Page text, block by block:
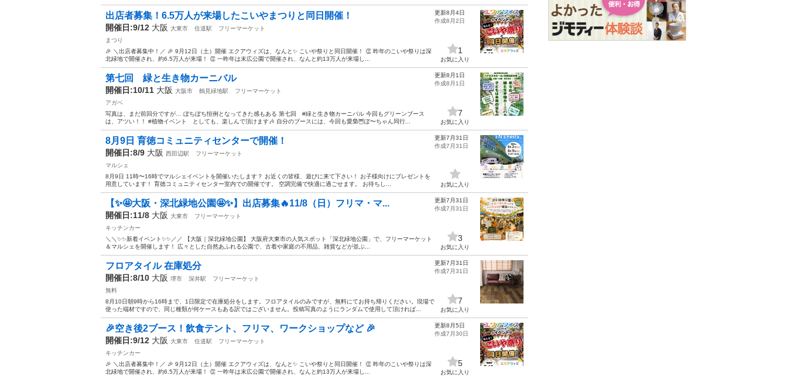
出店者募集！6.5万人が来場したこいやまつりと同日開催！
開催日:9/12 大阪 大東市 住道駅
フリーマーケット
まつり
🎉 ＼出店者募集中！／ 🎉 9月12日（土）開催 エクアウィズは、なんと✨ こいや祭りと同日開催！ 👏 昨年のこいや祭りは深
北緑地で開催され、約6.5万人が来場！ 👏 一昨年は末広公園で開催され、なんと約13万人が来場し...
更新8月4日
作成8月2日
1
お気に入り
第七回 緑と生き物カーニバル
開催日:10/11 大阪 大阪市 鶴見緑地駅
フリーマーケット
アガベ
写真は、まだ前回分ですが… ぼちぼち恒例となってきた感もある 第七回 #緑と生き物カーニバル 今回もグリーンブース
は、アツい！！ #植物イベント としても、楽しんで頂けます🎶 自分のブースには、今回も愛梟🦉ぽ〜ちゃん同行...
更新8月1日
作成8月1日
7
お気に入り
8月9日 育徳コミュニティセンターで開催！
開催日:8/9 大阪 西田辺駅
フリーマーケット
マルシェ
8月9日 11時〜16時でマルシェイベントを開催いたします？ お近くの皆様、遊びに来て下さい！ お子様向けにプレゼントを
用意しています！ 育徳コミュニティセンター室内での開催です。 空調完備で快適に過ごせます。 お待ちし...
更新7月31日
作成7月31日
お気に入り
【✨🤩大阪・深北緑地公園🤩✨】出店募集🔥11/8（日）フリマ・マ...
開催日:11/8 大阪 大東市
フリーマーケット
キッチンカー
＼＼✨✨新着イベント✨✨／／ 【大阪｜深北緑地公園】 大阪府大東市の人気スポット「深北緑地公園」で、フリーマーケット
＆マルシェを開催します！ 広々とした自然あふれる公園で、古着や家庭の不用品、雑貨などが並ぶ...
更新7月31日
作成7月31日
3
お気に入り
フロアタイル 在庫処分
開催日:8/10 大阪 堺市 深井駅
フリーマーケット
無料
8月10日朝9時から16時まで、1日限定で在庫処分をします。フロアタイルのみですが、無料にてお持ち帰りください。現場で
使った端材ですので、同じ種類が何ケースもある訳ではございません。投稿写真のようにランダムで使用して頂ければ...
更新7月31日
作成7月31日
7
お気に入り
🎉空き後2ブース！飲食テント、フリマ、ワークショップなど 🎉
開催日:9/12 大阪 大東市 住道駅
フリーマーケット
キッチンカー
🎉 ＼出店者募集中！／ 🎉 9月12日（土）開催 エクアウィズは、なんと✨ こいや祭りと同日開催！ 👏 昨年のこいや祭りは深
北緑地で開催され、約6.5万人が来場！ 👏 一昨年は末広公園で開催され、なんと約13万人が来場し...
更新8月5日
作成7月30日
5
お気に入り